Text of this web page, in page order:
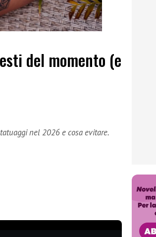
del momento (e
nel 2026 e cosa evitare.